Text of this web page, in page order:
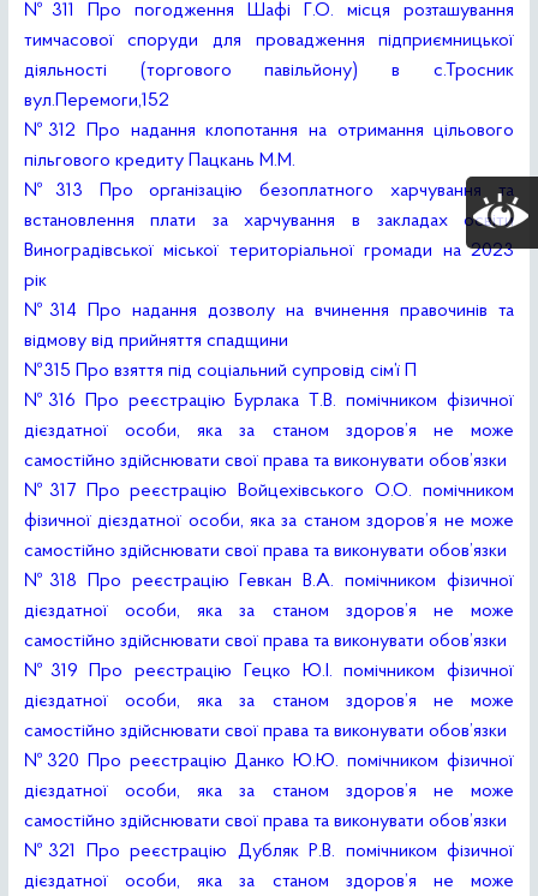
№311 Про погодження Шафі Г.О. місця розташування
тимчасової споруди для провадження підприємницької
діяльності (торгового павільйону) в с.Тросник
вул.Перемоги,152
№312 Про надання клопотання на отримання цільового
пільгового кредиту Пацкань М.М.
№313 Про організацію безоплатного харчування та
встановлення плати за харчування в закладах освіти
Виноградівської міської територіальної громади на 2023
рік
№314 Про надання дозволу на вчинення правочинів та
відмову від прийняття спадщини
№315 Про взяття під соціальний супровід сім’ї П
№316 Про реєстрацію Бурлака Т.В. помічником фізичної
дієздатної особи, яка за станом здоров’я не може
самостійно здійснювати свої права та виконувати обов’язки
№317 Про реєстрацію Войцехівського О.О. помічником
фізичної дієздатної особи, яка за станом здоров’я не може
самостійно здійснювати свої права та виконувати обов’язки
№318 Про реєстрацію Гевкан В.А. помічником фізичної
дієздатної особи, яка за станом здоров’я не може
самостійно здійснювати свої права та виконувати обов’язки
№319 Про реєстрацію Гецко Ю.І. помічником фізичної
дієздатної особи, яка за станом здоров’я не може
самостійно здійснювати свої права та виконувати обов’язки
№320 Про реєстрацію Данко Ю.Ю. помічником фізичної
дієздатної особи, яка за станом здоров’я не може
самостійно здійснювати свої права та виконувати обов’язки
№321 Про реєстрацію Дубляк Р.В. помічником фізичної
дієздатної особи, яка за станом здоров’я не може